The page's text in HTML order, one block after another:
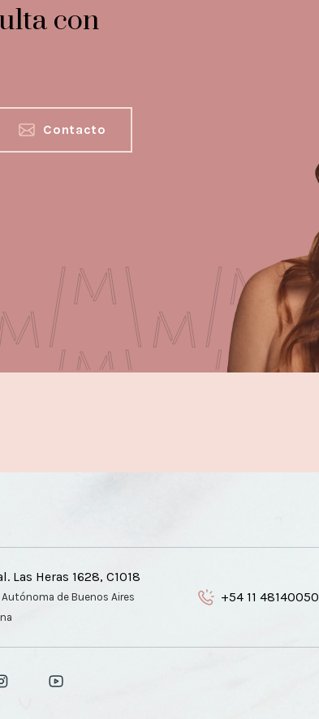
con
Contacto
Las Heras 1628, C1018
de Buenos Aires
+54 11 48140050